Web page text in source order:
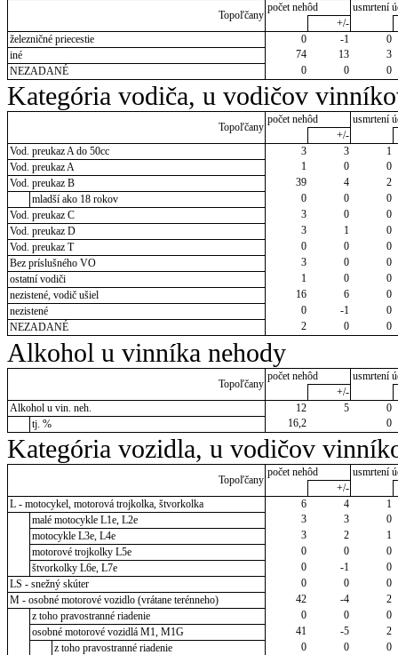
Topoľčany
počet nehôd
usmrtení
+/-
železničné priecestie
0 -1
0
iné
74 13
3
NEZADANÉ
0 0 0
Kategória vodiča, u vodičov
Topoľčany
počet nehôd
usmrtení
+/-
Vod. preukaz A do 50cc
3 3
1
Vod. preukaz A
1 0
0
Vod. preukaz B
39 4
2
mladší ako 18 rokov
0 0
0
Vod. preukaz C
3 0
0
Vod. preukaz D
3 1
0
Vod. preukaz T
0 0
0
Bez príslušného VO
3 0
0
ostatní vodiči
1 0
0
nezistené, vodič ušiel
16 6
0
nezistené
0 -1
0
NEZADANÉ
2 0 0
Alkohol u vinníka nehody
Topoľčany
počet nehôd
usmrtení
+/-
Alkohol u vin. neh.
12 5
0
tj. %
16,2 0
Kategória vozidla, u vodičov
Topoľčany
počet nehôd
usmrtení
+/-
L - motocykel, motorová trojkolka, štvorkolka
6 4
1
malé motocykle L1e, L2e
3 3
0
motocykle L3e, L4e
3 2
1
motorové trojkolky L5e
0 0
0
štvorkolky L6e, L7e
0 -1
0
LS - snežný skúter
0 0
0
M - osobné motorové vozidlo (vrátane terénneho)
42 -4
2
z toho pravostranné riadenie
0 0
0
osobné motorové vozidlá M1, M1G
41 -5
2
z toho pravostranné riadenie
0 0
0